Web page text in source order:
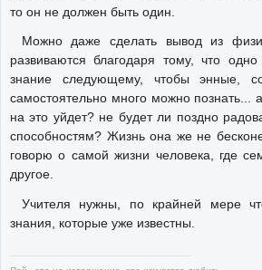
то он не должен быть один.
Можно даже сделать вывод из
развиваются благодаря тому, что
знание следующему, чтобы энные,
самостоятельно много можно познать...
на это уйдет? не будет ли поздно
способностям? Жизнь она же не
говорю о самой жизни человека, где
другое.
Учителя нужны, по крайней мере
знания, которые уже известны.